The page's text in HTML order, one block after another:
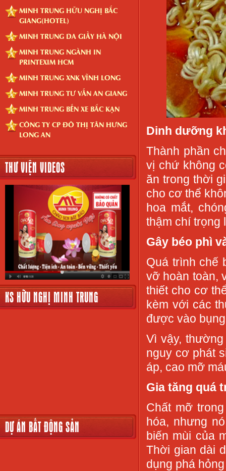
MINH TRUNG HỮU NGHỊ BẮC
GIANG(HOTEL)
MINH TRUNG DA GIẦY HÀ NỘI
MINH TRUNG NGÀNH IN
PRINTEXIM HCM
MINH TRUNG XNK VĨNH LONG
MINH TRUNG TƯ VẤN AN GIANG
MINH TRUNG BẾN XE BẮC KẠN
CÔNG TY CP ĐÔ THỊ TÂN HƯNG
LONG AN
THƯ VIỆN VIDEOS
KS HỮU NGHỊ MINH TRUNG
DỰ ÁN BẤT ĐỘNG SẢN
Dinh dưỡng
Thành phần
vị chứ không
ăn trong thời
cho cơ thể
hoa mắt,
thậm chí trọng
Gây béo phì
Quá trình chế
vỡ hoàn toàn,
thiết cho cơ
kèm với các
được vào
Vì vậy,
nguy cơ phát
áp, cao mỡ
Gia tăng quá
Chất mỡ
hóa, nhưng
biến mùi của
Thời gian dài
dụng phá